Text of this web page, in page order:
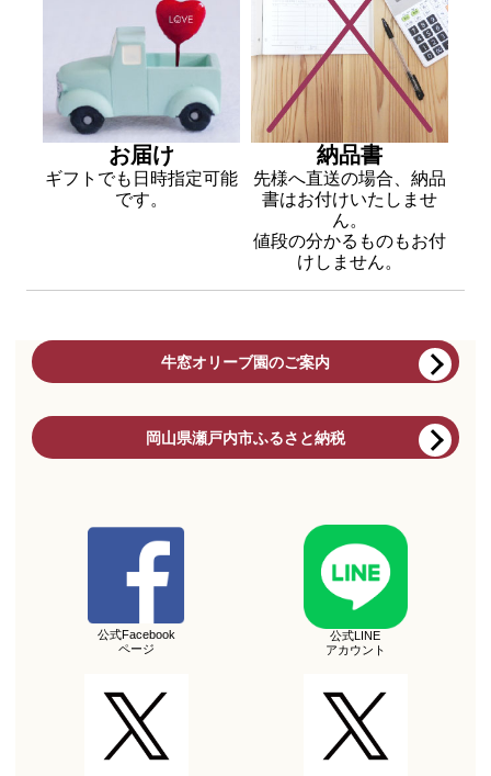
お届け
ギフトでも日時指定可能
です。
納品書
先様へ直送の場合、納品
書はお付けいたしませ
ん。
値段の分かるものもお付
けしません。
牛窓オリーブ園のご案内
岡山県瀬戸内市ふるさと納税
公式Facebook
ページ
公式LINE
アカウント